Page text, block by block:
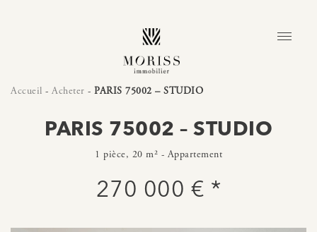
Accueil - Acheter - PARIS 75002 – STUDIO
PARIS 75002 – STUDIO
1 pièce, 20 m² - Appartement
270 000 € *